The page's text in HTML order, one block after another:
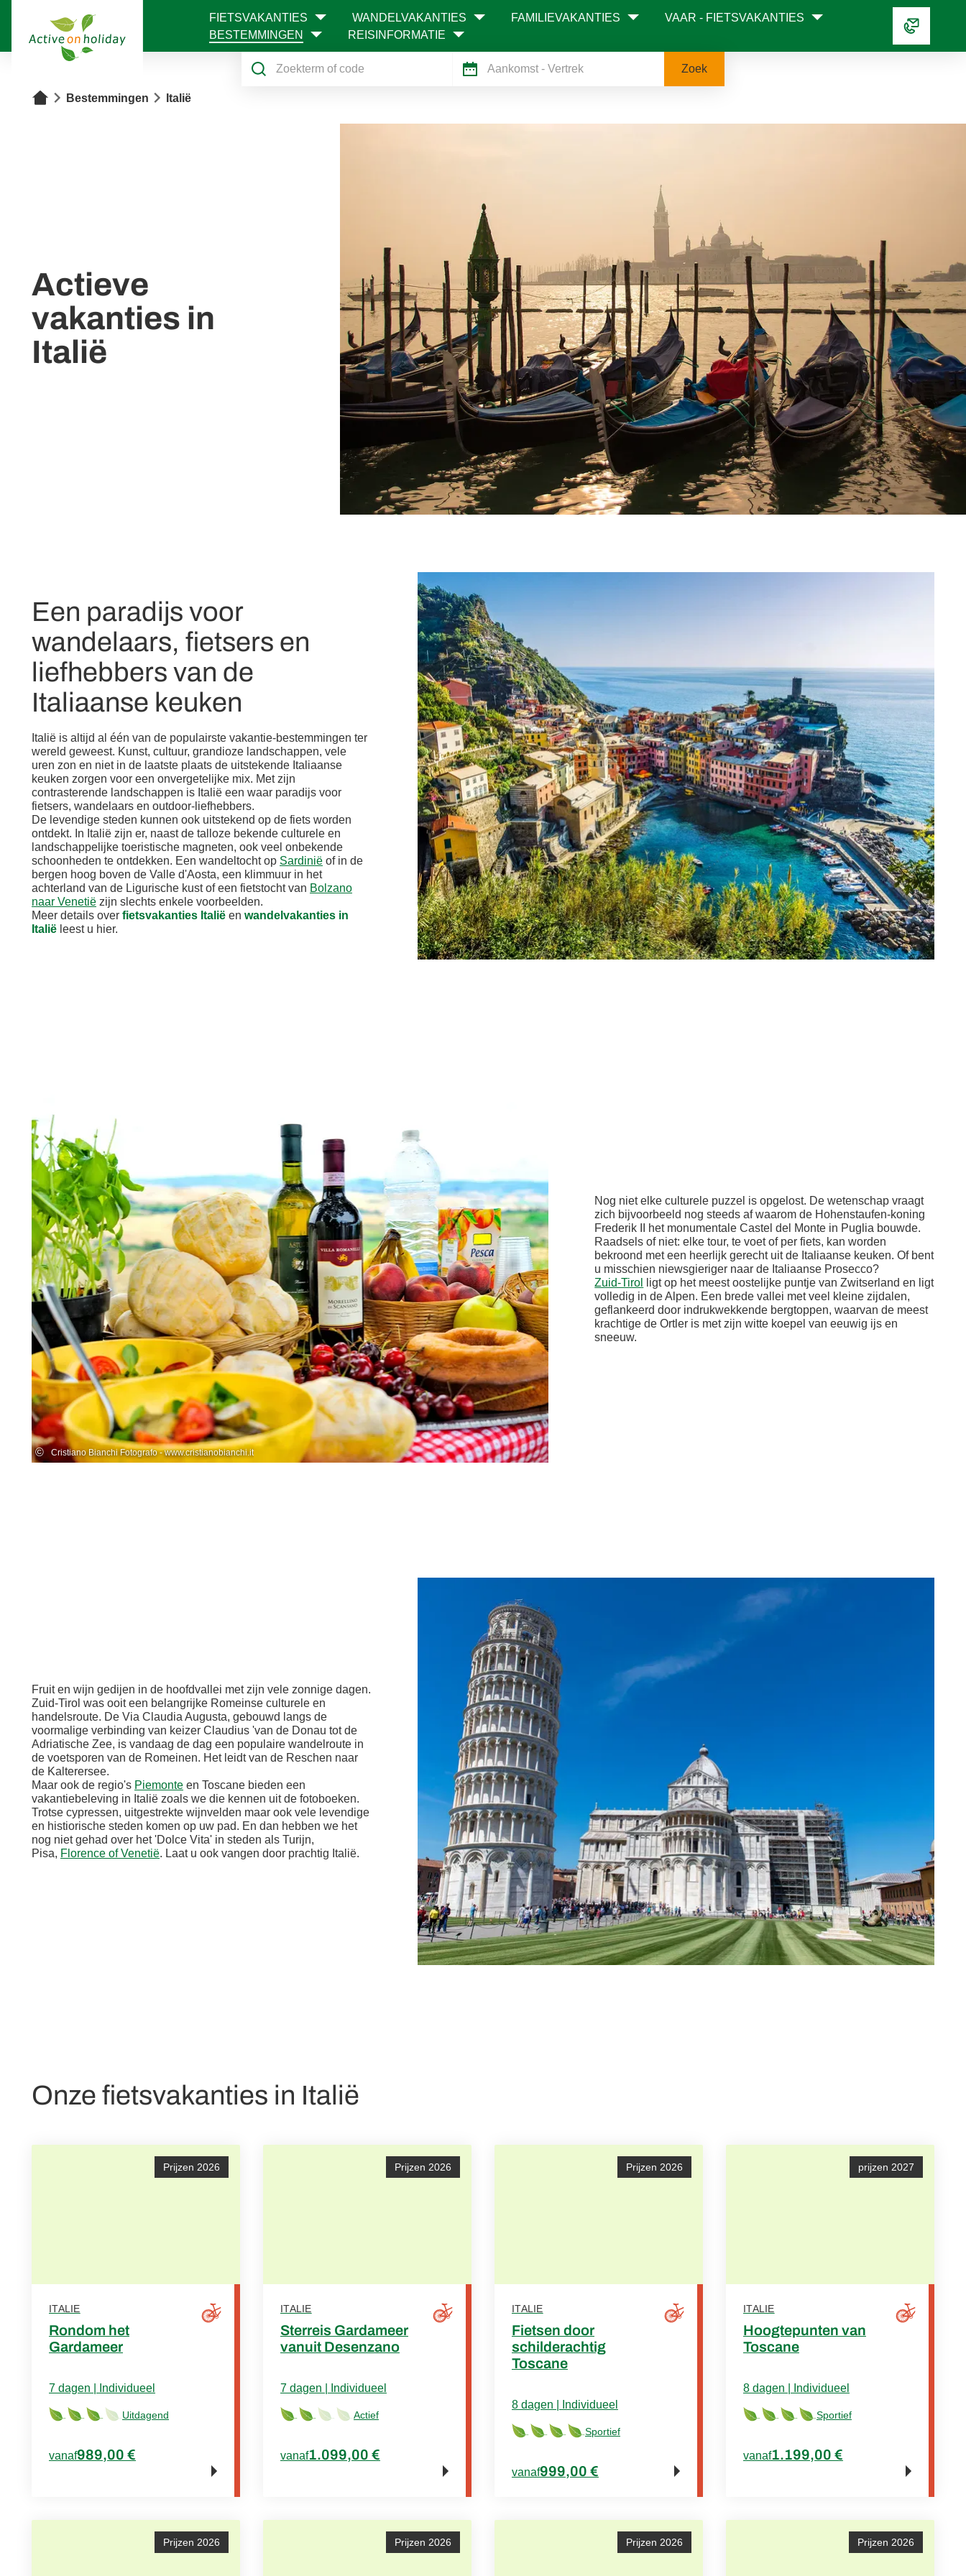
FIETSVAKANTIES WANDELVAKANTIES FAMILIEVAKANTIES
VAAR - FIETSVAKANTIES
BESTEMMINGEN
REISINFORMATIE
Aankomst - Vertrek Zoek
Home Bestemmingen Italië
Actieve
vakanties in
Italië
Een paradijs voor
wandelaars, fietsers en
liefhebbers van de
Italiaanse keuken
Italië is altijd al één van de populairste vakantie-bestemmingen ter
wereld geweest. Kunst, cultuur, grandioze landschappen, vele
uren zon en niet in de laatste plaats de uitstekende Italiaanse
keuken zorgen voor een onvergetelijke mix. Met zijn
contrasterende landschappen is Italië een waar paradijs voor
fietsers, wandelaars en outdoor-liefhebbers.
De levendige steden kunnen ook uitstekend op de fiets worden
ontdekt. In Italië zijn er, naast de talloze bekende culturele en
landschappelijke toeristische magneten, ook veel onbekende
schoonheden te ontdekken. Een wandeltocht op Sardinië of in de
bergen hoog boven de Valle d'Aosta, een klimmuur in het
achterland van de Ligurische kust of een fietstocht van Bolzano
naar Venetië zijn slechts enkele voorbeelden.
Meer details over fietsvakanties Italië en wandelvakanties in
Italië leest u hier.
Nog niet elke culturele puzzel is opgelost. De wetenschap vraagt
zich bijvoorbeeld nog steeds af waarom de Hohenstaufen-koning
Frederik II het monumentale Castel del Monte in Puglia bouwde.
Raadsels of niet: elke tour, te voet of per fiets, kan worden
bekroond met een heerlijk gerecht uit de Italiaanse keuken. Of bent
u misschien niewsgieriger naar de Italiaanse Prosecco?
Zuid-Tirol
ligt op het meest oostelijke puntje van Zwitserland en ligt
volledig in de Alpen. Een brede vallei met veel kleine zijdalen,
geflankeerd door indrukwekkende bergtoppen, waarvan de meest
krachtige de Ortler is met zijn witte koepel van eeuwig ijs en
sneeuw.
© Cristiano Bianchi Fotografo - www.cristianobianchi.it
Fruit en wijn gedijen in de hoofdvallei met zijn vele zonnige dagen.
Zuid-Tirol was ooit een belangrijke Romeinse culturele en
handelsroute. De Via Claudia Augusta, gebouwd langs de
voormalige verbinding van keizer Claudius 'van de Donau tot de
Adriatische Zee, is vandaag de dag een populaire wandelroute in
de voetsporen van de Romeinen. Het leidt van de Reschen naar
de Kalterersee.
Maar ook de regio's Piemonte en Toscane bieden een
vakantiebeleving in Italië zoals we die kennen uit de fotoboeken.
Trotse cypressen, uitgestrekte wijnvelden maar ook vele levendige
en histiorische steden komen op uw pad. En dan hebben we het
nog niet gehad over het 'Dolce Vita' in steden als Turijn,
Pisa, Florence of Venetië. Laat u ook vangen door prachtig Italië.
Onze fietsvakanties in Italië
Prijzen 2026
ITALIE
Rondom het
Gardameer
Uitdagend
7 dagen | Individueel
vanaf989,00 €
Prijzen 2026
ITALIE
Sterreis Gardameer
vanuit Desenzano
Actief
7 dagen | Individueel
vanaf1.099,00 €
Prijzen 2026
ITALIE
Fietsen door
schilderachtig
Toscane
Sportief
8 dagen | Individueel
vanaf999,00 €
prijzen 2027
ITALIE
Hoogtepunten van
Toscane
Sportief
8 dagen | Individueel
vanaf1.199,00 €
Prijzen 2026 Prijzen 2026 Prijzen 2026 Prijzen 2026